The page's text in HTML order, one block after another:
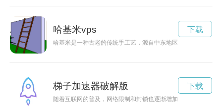
哈基米vps
哈基米是一种古老的传统手工艺，源自中东地区，通过手工编
下载
梯子加速器破解版
随着互联网的普及，网络限制和封锁也逐渐增加。梯子加速器
下载